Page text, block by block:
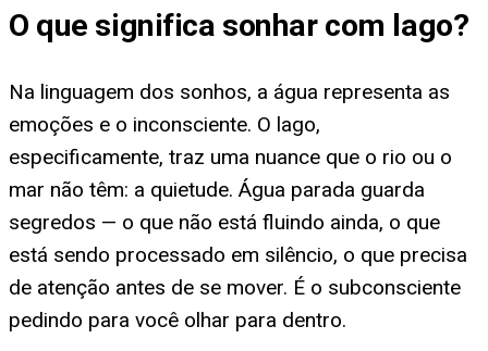
O que significa sonhar com lago?
Na linguagem dos sonhos, a água representa as
emoções e o inconsciente. O lago,
especificamente, traz uma nuance que o rio ou o
mar não têm: a quietude. Água parada guarda
segredos — o que não está fluindo ainda, o que
está sendo processado em silêncio, o que precisa
de atenção antes de se mover. É o subconsciente
pedindo para você olhar para dentro.